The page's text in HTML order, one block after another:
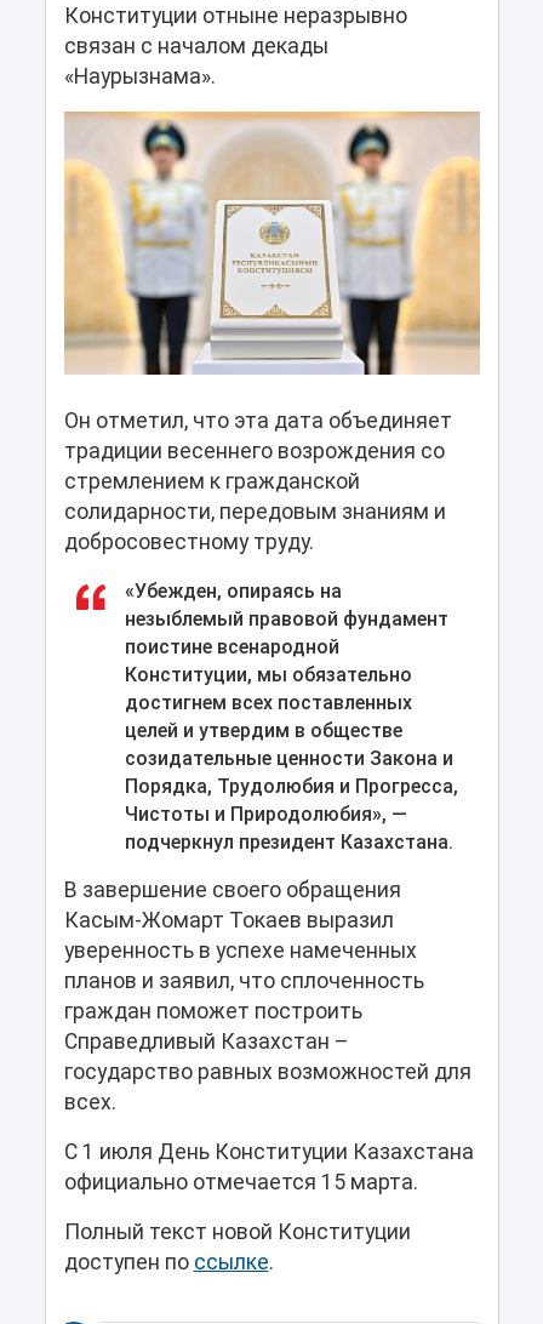
Конституции отныне неразрывно
связан с началом декады
«Наурызнама».
Он отметил, что эта дата объединяет
традиции весеннего возрождения со
стремлением к гражданской
солидарности, передовым знаниям и
добросовестному труду.
«Убежден, опираясь на
незыблемый правовой фундамент
поистине всенародной
Конституции, мы обязательно
достигнем всех поставленных
целей и утвердим в обществе
созидательные ценности Закона и
Порядка, Трудолюбия и Прогресса,
Чистоты и Природолюбия», —
подчеркнул президент Казахстана.
В завершение своего обращения
Касым-Жомарт Токаев выразил
уверенность в успехе намеченных
планов и заявил, что сплоченность
граждан поможет построить
Справедливый Казахстан –
государство равных возможностей для
всех.
С 1 июля День Конституции Казахстана
официально отмечается 15 марта.
Полный текст новой Конституции
доступен по ссылке.